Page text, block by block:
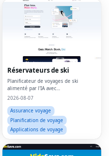
Réservateurs de ski
Planificateur de voyages de ski
alimenté par l'IA avec
recommandations de stations
forfaits intelligent.
2026-08-07
Assurance voyage
Planification de voyage
Applications de voyage